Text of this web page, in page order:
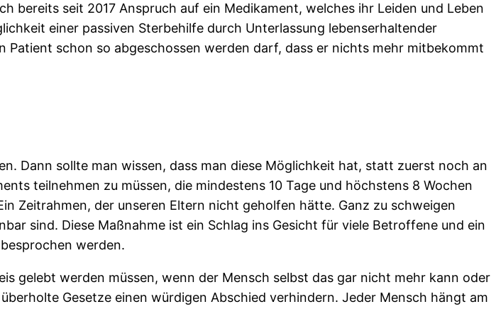
bereits seit 2017 Anspruch auf ein Medikament, welches ihr Leiden und Leben
einer passiven Sterbehilfe durch Unterlassung lebenserhaltender
schon so abgeschossen werden darf, dass er nichts mehr mitbekommt
Dann sollte man wissen, dass man diese Möglichkeit hat, statt zuerst noch an
teilnehmen zu müssen, die mindestens 10 Tage und höchstens 8 Wochen
Zeitrahmen, der unseren Eltern nicht geholfen hätte. Ganz zu schweigen
sind. Diese Maßnahme ist ein Schlag ins Gesicht für viele Betroffene und ein
werden.
gelebt werden müssen, wenn der Mensch selbst das gar nicht mehr kann oder
Gesetze einen würdigen Abschied verhindern. Jeder Mensch hängt am